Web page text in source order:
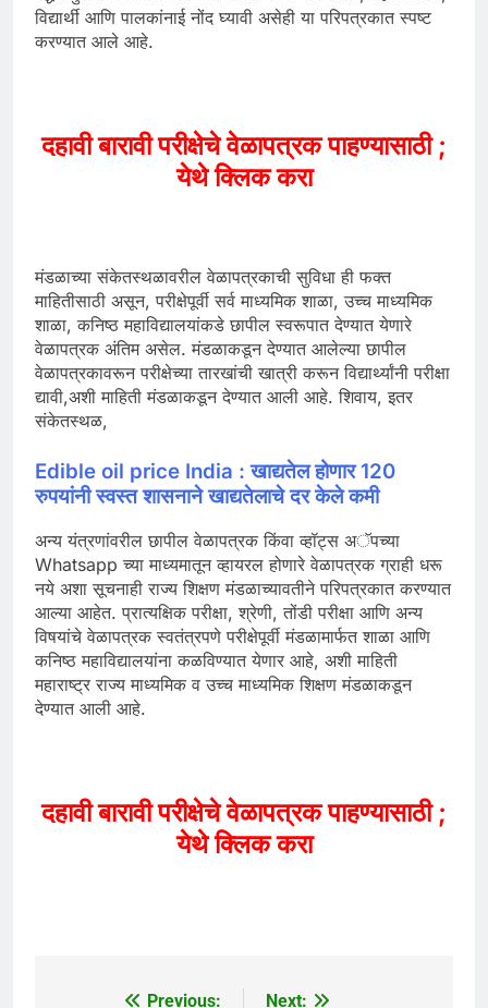
विद्यार्थी आणि पालकांनाई नोंद घ्यावी असेही या परिपत्रकात स्पष्ट
करण्यात आले आहे.
दहावी बारावी परीक्षेचे वेळापत्रक पाहण्यासाठी ;
येथे क्लिक करा
मंडळाच्या संकेतस्थळावरील वेळापत्रकाची सुविधा ही फक्त
माहितीसाठी असून, परीक्षेपूर्वी सर्व माध्यमिक शाळा, उच्च माध्यमिक
शाळा, कनिष्ठ महाविद्यालयांकडे छापील स्वरूपात देण्यात येणारे
वेळापत्रक अंतिम असेल. मंडळाकडून देण्यात आलेल्या छापील
वेळापत्रकावरून परीक्षेच्या तारखांची खात्री करून विद्यार्थ्यांनी परीक्षा
द्यावी,अशी माहिती मंडळाकडून देण्यात आली आहे. शिवाय, इतर
संकेतस्थळ,
Edible oil price India : खाद्यतेल होणार 120
रुपयांनी स्वस्त शासनाने खाद्यतेलाचे दर केले कमी
अन्य यंत्रणांवरील छापील वेळापत्रक किंवा व्हॉट्स अॅपच्या
Whatsapp च्या माध्यमातून व्हायरल होणारे वेळापत्रक ग्राही धरू
नये अशा सूचनाही राज्य शिक्षण मंडळाच्यावतीने परिपत्रकात करण्यात
आल्या आहेत. प्रात्यक्षिक परीक्षा, श्रेणी, तोंडी परीक्षा आणि अन्य
विषयांचे वेळापत्रक स्वतंत्रपणे परीक्षेपूर्वी मंडळामार्फत शाळा आणि
कनिष्ठ महाविद्यालयांना कळविण्यात येणार आहे, अशी माहिती
महाराष्ट्र राज्य माध्यमिक व उच्च माध्यमिक शिक्षण मंडळाकडून
देण्यात आली आहे.
दहावी बारावी परीक्षेचे वेळापत्रक पाहण्यासाठी ;
येथे क्लिक करा
Previous: Next: